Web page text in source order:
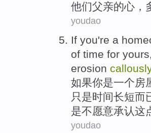
他们父亲的心 ，
youdao
If you're a
of time for yours,
erosion
如果你是一个房
只是时间长短而
是不愿意承认这
youdao